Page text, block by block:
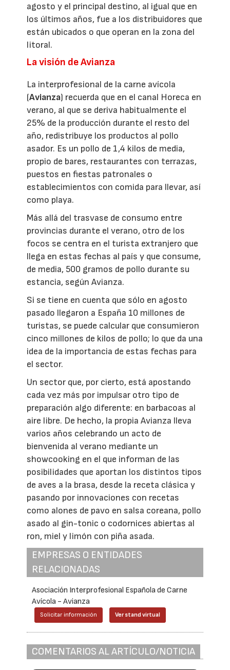
agosto y el principal destino, al igual que en
los últimos años, fue a los distribuidores que
están ubicados o que operan en la zona del
litoral.
La visión de Avianza
La interprofesional de la carne avícola
(Avianza) recuerda que en el canal Horeca en
verano, al que se deriva habitualmente el
25% de la producción durante el resto del
año, redistribuye los productos al pollo
asador. Es un pollo de 1,4 kilos de media,
propio de bares, restaurantes con terrazas,
puestos en fiestas patronales o
establecimientos con comida para llevar, así
como playa.
Más allá del trasvase de consumo entre
provincias durante el verano, otro de los
focos se centra en el turista extranjero que
llega en estas fechas al país y que consume,
de media, 500 gramos de pollo durante su
estancia, según Avianza.
Si se tiene en cuenta que sólo en agosto
pasado llegaron a España 10 millones de
turistas, se puede calcular que consumieron
cinco millones de kilos de pollo; lo que da una
idea de la importancia de estas fechas para
el sector.
Un sector que, por cierto, está apostando
cada vez más por impulsar otro tipo de
preparación algo diferente: en barbacoas al
aire libre. De hecho, la propia Avianza lleva
varios años celebrando un acto de
bienvenida al verano mediante un
showcooking en el que informan de las
posibilidades que aportan los distintos tipos
de aves a la brasa, desde la receta clásica y
pasando por innovaciones con recetas
como alones de pavo en salsa coreana, pollo
asado al gin-tonic o codornices abiertas al
ron, miel y limón con piña asada.
EMPRESAS O ENTIDADES
RELACIONADAS
Asociación Interprofesional Española de Carne
Avícola - Avianza
Solicitar información Ver stand virtual
COMENTARIOS AL ARTÍCULO/NOTICIA